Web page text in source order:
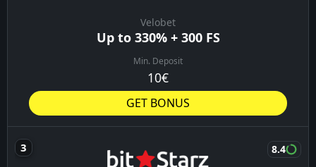
Velobet
Up to 330% + 300 FS
Min. Deposit
10€
GET BONUS
8.4